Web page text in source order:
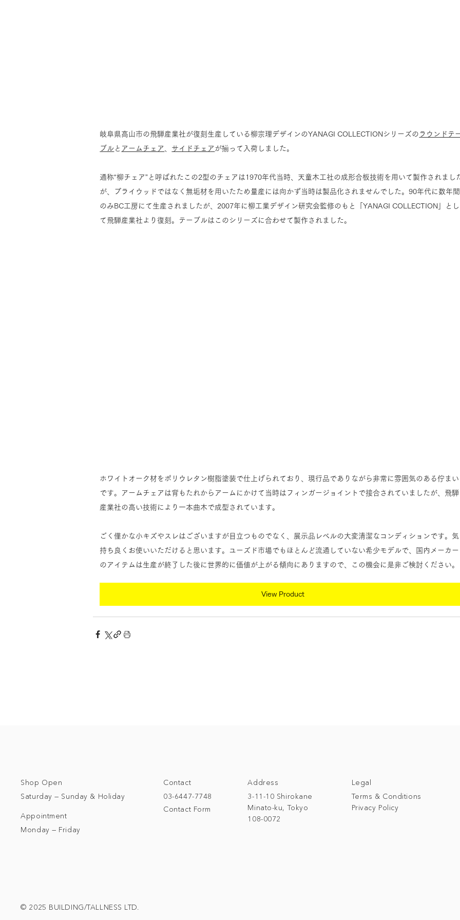
岐阜県高山市の飛騨産業社が復刻生産している柳宗理デザインのYANAGI COLLECTIONシリーズの ラウンドテ
ブル と アームチェア サイドチェア が揃って入荷しました。
通称“柳チェア”と呼ばれたこの2型のチェアは1970年代当時、天童木工社の成形合板技術を用いて製作されまし
が、プライウッドではなく無垢材を用いたため量産には向かず当時は製品化されませんでした。90年代に数年間
のみBC工房にて生産されましたが、2007年に柳工業デザイン研究会監修のもと「YANAGI COLLECTION」とし
て飛騨産業社より復刻。テーブルはこのシリーズに合わせて製作されました。
ホワイトオーク材をポリウレタン樹脂塗装で仕上げられており、現行品でありながら非常に雰囲気のある佇まい
です。
アームチェアは背もたれからアームにかけて当時はフィンガージョイントで接合されていましたが、飛騨
産業社の高い技術により一本曲木で成型されています。
ごく僅かな小キズやスレはございますが目立つものでなく、展示品レベルの大変清潔なコンディションです。気
持ち良くお使いいただけると思います。ユーズド市場でもほとんど流通していない希少モデルで、国内メーカー
のアイテムは生産が終了した後に世界的に価値が上がる傾向にありますので、この機会に是非ご検討ください。
View Product
Address
3-11-10 Shirokane
Minato-ku, Tokyo
108-0072
© 2025 BUILDING/TALLNESS LTD.
Contact
03-6447-7748
Contact Form
Shop Open
Saturday — Sunday & Holiday
Appointment
Monday — Friday
Legal
Terms & Conditions
Privacy Policy